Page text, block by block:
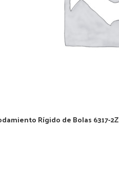
Rígido de Bolas 6317-2Z